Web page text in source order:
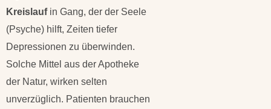
Kreislaufin Gang, der der Seele
(Psyche) hilft, Zeiten tiefer
Depressionen zu überwinden.
Solche Mittel aus der Apotheke
der Natur, wirken selten
unverzüglich. Patienten brauchen